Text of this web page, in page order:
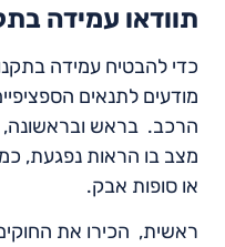
תוודאו עמידה
כדי להבטיח עמידה
מודעים לתנאים
הרכב. בראש ובראשונה,
מצב בו הראות נפגעת,
או סופות אבק.
ראשית, הכירו את